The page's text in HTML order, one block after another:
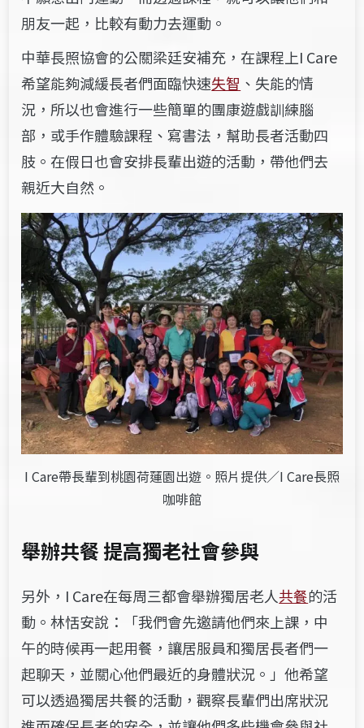
朋友一起，比較有動力去運動。
中華長照協會的公關梁廷安補充，在課程上I Care
希望能夠減緩長者們面臨快速失智 、失能的情
況，所以也會進行一些簡單的團康遊戲訓練腦
部，或手作體驗課程、寫書法，幫助長者活動四
肢。在假日也會安排長輩出遊的活動，帶他們去
親近大自然。
I Care帶長輩到桃園荷蓮園出遊。照片提供／I Care長照
咖啡館
舉辦共餐 提高獨老社會參與
另外，I Care在每周三都會舉辦獨居老人共餐的活
動。林恬安說：「我們會先邀請他們來上課，中
午的時候再一起用餐，讓居服員和獨居長者們一
起聊天，並關心他們最近的身體狀況。」他希望
可以透過獨居共餐的活動，觀察長輩們出席狀況